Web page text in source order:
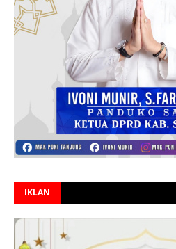
IKLAN